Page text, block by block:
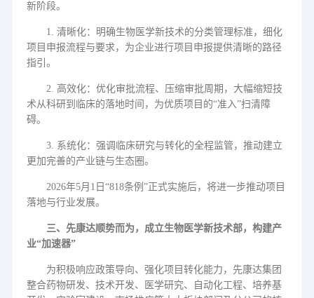
新阶段。
1. 清晰化：明确生物医学新技术的分类管理标准，细化
项目申报流程与要求，为企业进行项目申报提供清晰的路径
指引。
2. 高效化：优化审批流程、压缩审批周期，大幅缩短技
术从科研到临床的落地时间，为优质项目的“准入”扫清障
碍。
3. 系统化：强调临床研究与转化的全程监管，推动建立
更加完善的产业链与生态圈。
2026年5月 1 日 “818条例 ”正式实施后，将进一步推动项目
落地与行业发展。
三、 先康达顺势而为，成立生物医学新技术部，构建产
业“加速器”
为积极响应政策导向、强化项目转化能力，先康达集团
整合药物研发、技术开发、医学研究、自动化工程、培养基